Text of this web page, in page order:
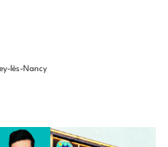
lès-Nancy